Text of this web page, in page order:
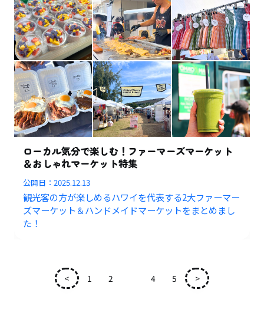
ローカル気分で楽しむ！ファーマーズマーケット
＆おしゃれマーケット特集
公開日：2025.12.13
観光客の方が楽しめるハワイを代表する2大ファーマー
ズマーケット＆ハンドメイドマーケットをまとめまし
た！
< 1 2 4 5 >